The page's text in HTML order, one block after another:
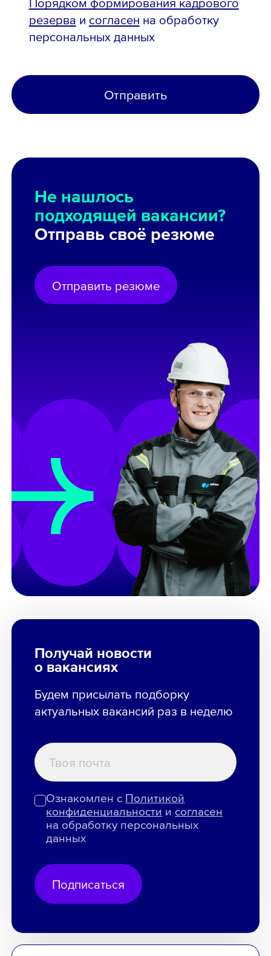
резерва и согласен на обработку
персональных данных
Отправить
Не нашлось
подходящей вакансии?
Отправь своё резюме
Отправить резюме
Получай новости
о вакансиях
Будем присылать подборку
актуальных вакансий раз в неделю
Ознакомлен с Политикой
конфиденциальности и согласен
на обработку персональных
данных
Подписаться